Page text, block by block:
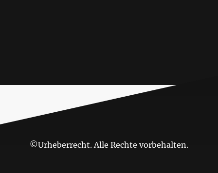
©Urheberrecht. Alle Rechte vorbehalten.